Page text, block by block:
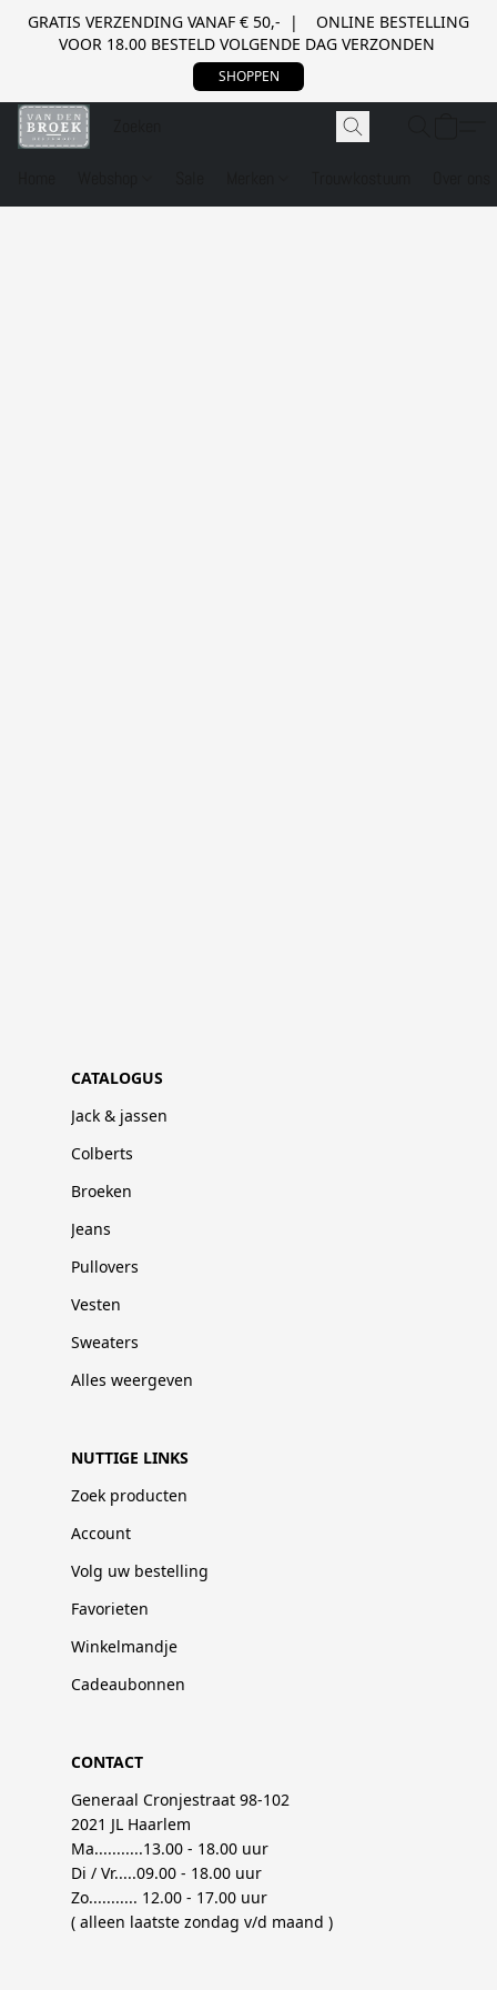
GRATIS VERZENDING VANAF € 50,- | ONLINE BESTELLING
VOOR 18.00 BESTELD VOLGENDE DAG VERZONDEN
SHOPPEN
CATALOGUS
Jack & jassen
Colberts
Broeken
Jeans
Pullovers
Vesten
Sweaters
Alles weergeven
NUTTIGE LINKS
Zoek producten
Account
Volg uw bestelling
Favorieten
Winkelmandje
Cadeaubonnen
CONTACT
Generaal Cronjestraat 98-102
2021 JL Haarlem
Ma...........13.00 - 18.00 uur
Di / Vr.....09.00 - 18.00 uur
Zo........... 12.00 - 17.00 uur
( alleen laatste zondag v/d maand )